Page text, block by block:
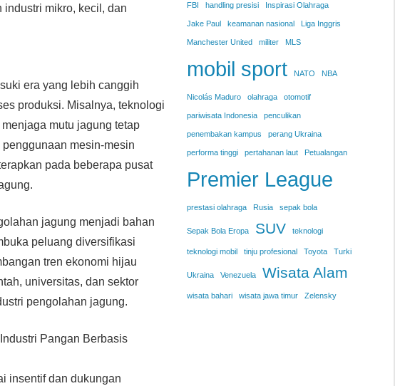
mikro, kecil, dan
era yang lebih canggih
produksi. Misalnya, teknologi
mutu jagung tetap
mesin-mesin
pada beberapa pusat
jagung menjadi bahan
peluang diversifikasi
tren ekonomi hijau
universitas, dan sektor
pengolahan jagung.
Pangan Berbasis
insentif dan dukungan
FBI handling presisi Inspirasi Olahraga
Jake Paul keamanan nasional Liga Inggris
Manchester United militer MLS
mobil sport NATO NBA
Nicolás Maduro olahraga otomotif
pariwisata Indonesia penculikan
penembakan kampus perang Ukraina
performa tinggi pertahanan laut Petualangan
Premier League
prestasi olahraga Rusia sepak bola
Sepak Bola Eropa SUV teknologi
teknologi mobil tinju profesional Toyota Turki
Ukraina Venezuela Wisata Alam
wisata bahari wisata jawa timur Zelensky